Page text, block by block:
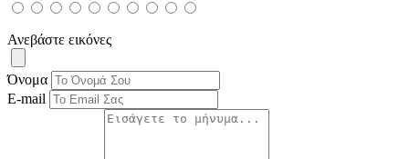
Ανεβάστε εικόνες
Όνομα
E-mail